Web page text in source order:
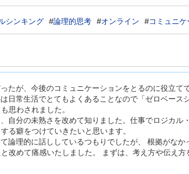
シンキング #論理的思考 #オンライン #コミュニケ
たが、今後のコミュニケーションをとるのに役立てて
日常生活でとてもよくあることなので「ゼロベース
思わされました。
自分の未熟さを改めて知りました。仕事でロジカル
る癖をつけていきたいと思います。
論理的に話ししているつもりでしたが、 根拠がなか
改めて痛感いたしました。 まずは、考え方や伝え